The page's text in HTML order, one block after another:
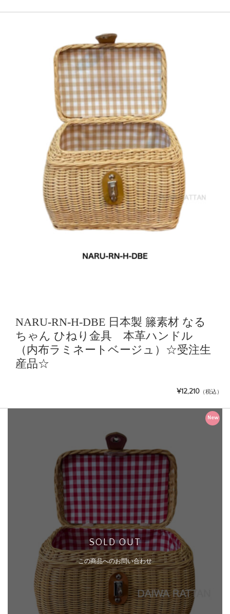
NARU-RN-H-DBE 日本製 籐素材 なる
ちゃん ひねり金具 本革ハンドル
（内布ラミネートベージュ）☆受注生
産品☆
¥12,210 （税込）
SOLD OUT
この商品へのお問い合わせ
New